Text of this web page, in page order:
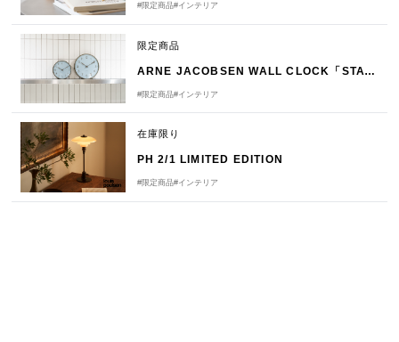
#限定商品#インテリア
限定商品
ARNE JACOBSEN WALL CLOCK「STATION ROYAL BLUE」
#限定商品#インテリア
在庫限り
PH 2/1 LIMITED EDITION
#限定商品#インテリア